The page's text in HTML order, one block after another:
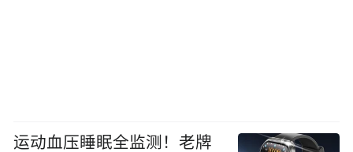
运动血压睡眠全监测！老牌